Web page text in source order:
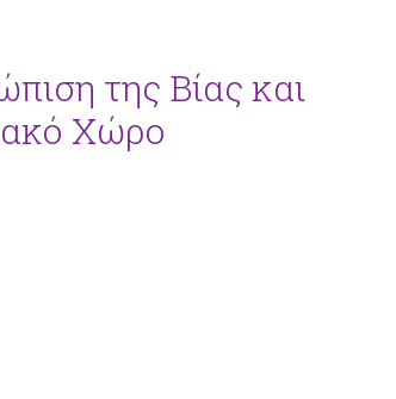
της Βίας και
Χώρο